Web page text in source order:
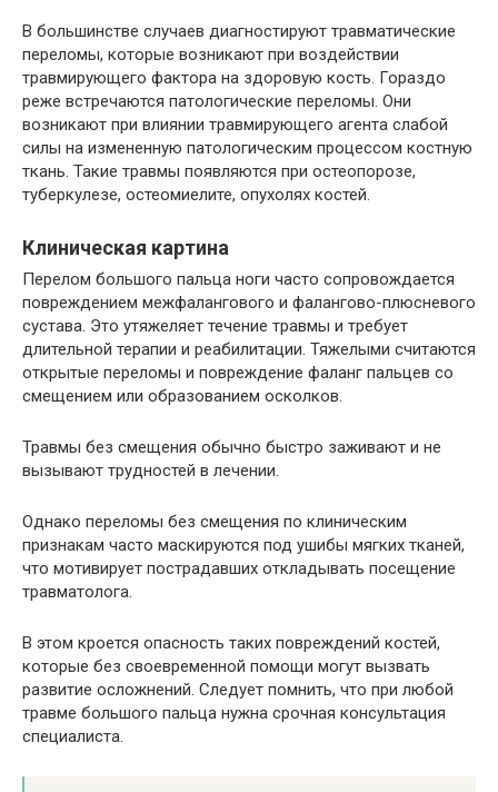
В большинстве случаев диагностируют травматические
переломы, которые возникают при воздействии
травмирующего фактора на здоровую кость. Гораздо
реже встречаются патологические переломы. Они
возникают при влиянии травмирующего агента слабой
силы на измененную патологическим процессом костную
ткань. Такие травмы появляются при остеопорозе,
туберкулезе, остеомиелите, опухолях костей.
Клиническая картина
Перелом большого пальца ноги часто сопровождается
повреждением межфалангового и фалангово-плюсневого
сустава. Это утяжеляет течение травмы и требует
длительной терапии и реабилитации. Тяжелыми считаются
открытые переломы и повреждение фаланг пальцев со
смещением или образованием осколков.
Травмы без смещения обычно быстро заживают и не
вызывают трудностей в лечении.
Однако переломы без смещения по клиническим
признакам часто маскируются под ушибы мягких тканей,
что мотивирует пострадавших откладывать посещение
травматолога.
В этом кроется опасность таких повреждений костей,
которые без своевременной помощи могут вызвать
развитие осложнений. Следует помнить, что при любой
травме большого пальца нужна срочная консультация
специалиста.